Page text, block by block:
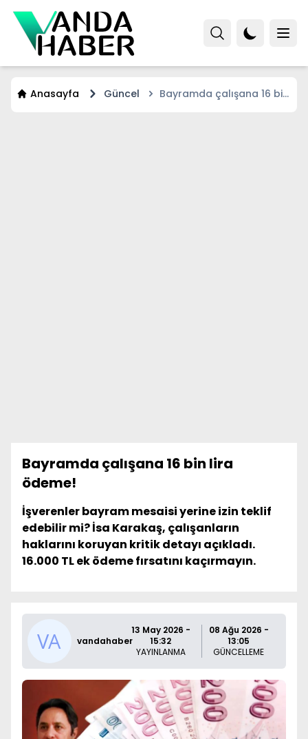
Anasayfa Güncel
Bayramda çalışana 16 bin
Bayramda çalışana 16 bin lira
ödeme!
İşverenler bayram mesaisi yerine izin teklif
edebilir mi? İsa Karakaş, çalışanların
haklarını koruyan kritik detayı açıkladı.
16.000 TL ek ödeme fırsatını kaçırmayın.
vandahaber
13 May 2026 -
15:32
YAYINLANMA
08 Ağu 2026 -
13:05
GÜNCELLEME